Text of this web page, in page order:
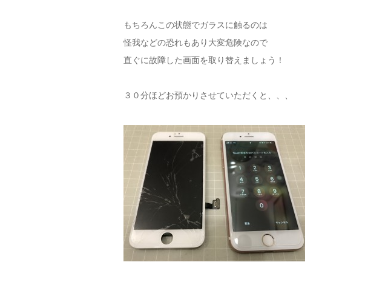
もちろんこの状態でガラスに触るのは
怪我などの恐れもあり大変危険なので
直ぐに故障した画面を取り替えましょう！
３０分ほどお預かりさせていただくと、、、